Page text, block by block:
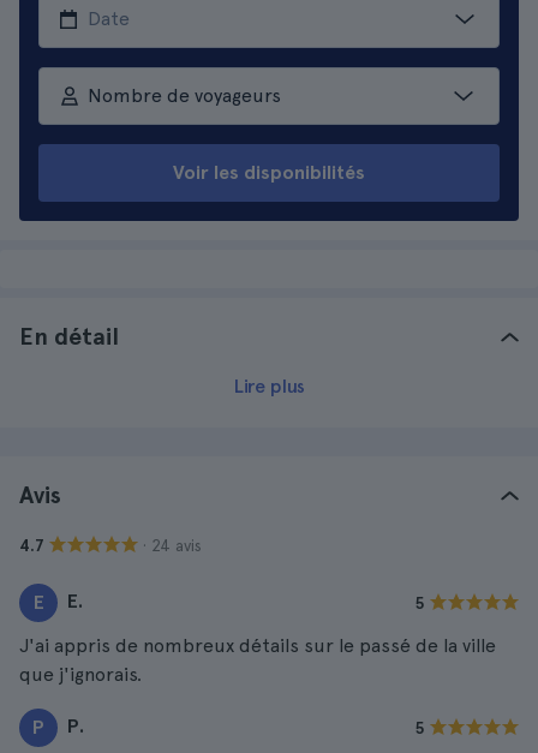
Nombre de voyageurs
Voir les disponibilités
En détail
Lire plus
Avis
4.7 · 24 avis
E E. 5
J'ai appris de nombreux détails sur le passé de la ville
que j'ignorais.
P P. 5